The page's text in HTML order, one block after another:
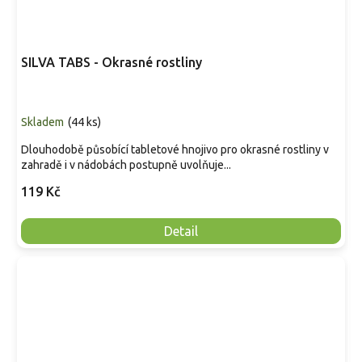
SILVA TABS - Okrasné rostliny
Skladem (44 ks)
119 Kč
Detail
Dlouhodobě působící tabletové hnojivo pro okrasné rostliny v
zahradě i v nádobách postupně uvolňuje...